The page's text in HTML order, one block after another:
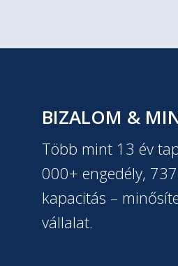
BIZALOM &
Több mint 13 év
000+ engedély,
kapacitás –
vállalat.